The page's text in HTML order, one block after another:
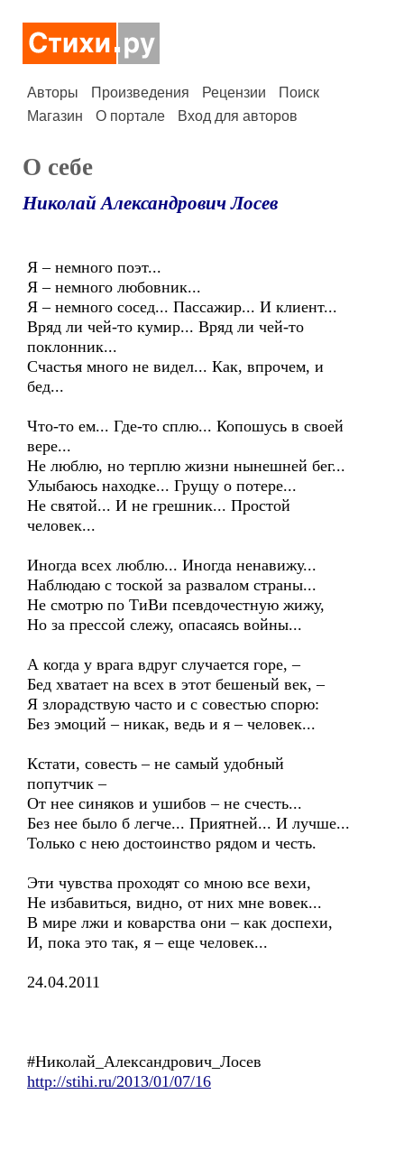
Авторы Произведения Рецензии
Поиск
Магазин
О портале Вход для авторов
О себе
Николай Александрович Лосев
Я – немного поэт...
Я – немного любовник...
Я – немного сосед... Пассажир... И клиент...
Вряд ли чей-то кумир... Вряд ли чей-то
поклонник...
Счастья много не видел... Как, впрочем, и
бед...
Что-то ем... Где-то сплю... Копошусь в своей
вере...
Не люблю, но терплю жизни нынешней бег...
Улыбаюсь находке... Грущу о потере...
Не святой... И не грешник... Простой
человек...
Иногда всех люблю... Иногда ненавижу...
Наблюдаю с тоской за развалом страны...
Не смотрю по ТиВи псевдочестную жижу,
Но за прессой слежу, опасаясь войны...
А когда у врага вдруг случается горе, –
Бед хватает на всех в этот бешеный век, –
Я злорадствую часто и с совестью спорю:
Без эмоций – никак, ведь и я – человек...
Кстати, совесть – не самый удобный
попутчик –
От нее синяков и ушибов – не счесть...
Без нее было б легче... Приятней... И лучше...
Только с нею достоинство рядом и честь.
Эти чувства проходят со мною все вехи,
Не избавиться, видно, от них мне вовек...
В мире лжи и коварства они – как доспехи,
И, пока это так, я – еще человек...
24.04.2011
#Николай_Александрович_Лосев
http://stihi.ru/2013/01/07/16